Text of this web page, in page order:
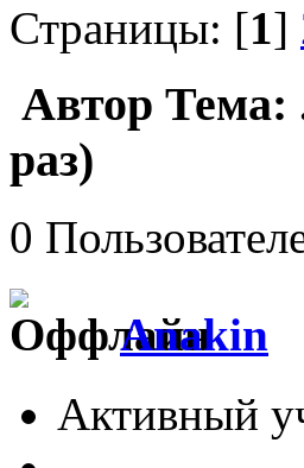
Страницы: [1]
Автор Тема:
раз)
0
Anakin
Активный